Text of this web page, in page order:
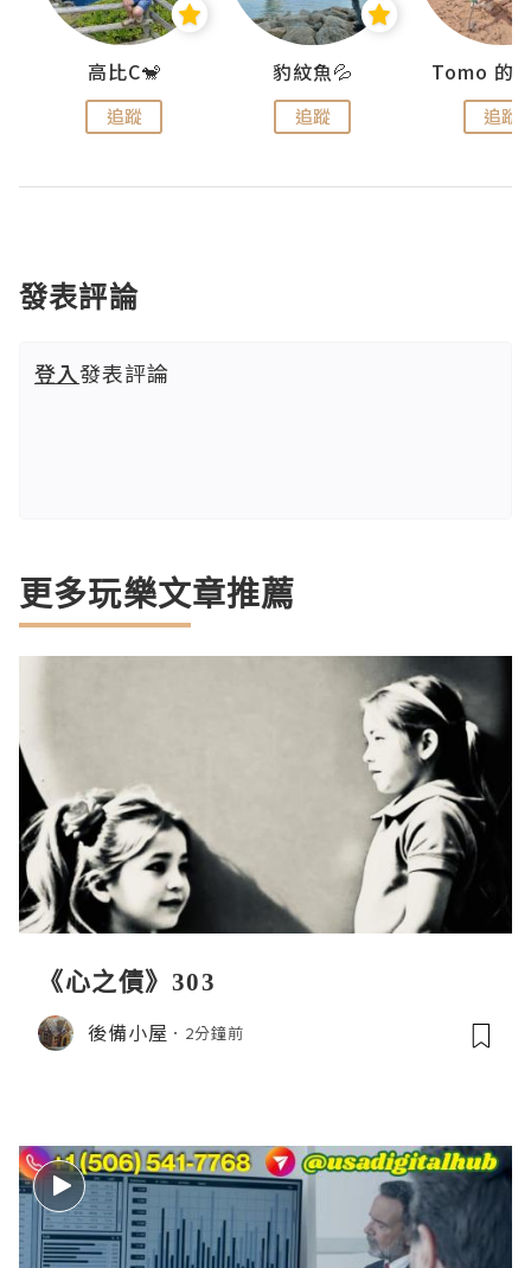
高比C🐒
追蹤
豹紋魚💦
追蹤 追蹤
發表評論
登入發表評論
更多玩樂文章推薦
《心之債》303
後備小屋 2分鐘前